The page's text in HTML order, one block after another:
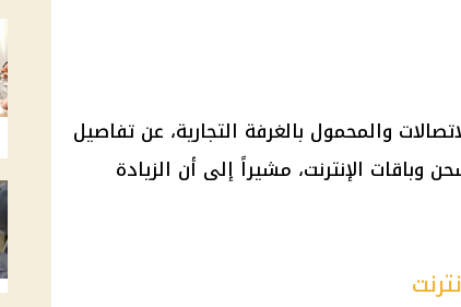
والمحمول بالغرفة التجارية، عن تفاصيل
الإنترنت، مشيراً إلى أن الزيادة